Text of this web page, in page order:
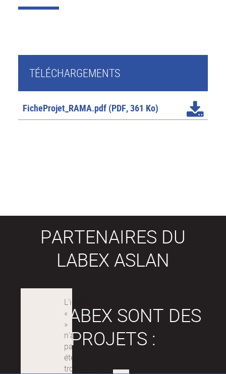
TÉLÉCHARGEMENTS
FicheProjet_RAMA.pdf (PDF, 361 Ko)
PARTENAIRES DU
LABEX ASLAN
LES LABEX SONT DES
PROJETS :